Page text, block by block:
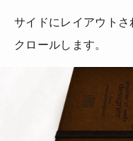
サイドにレイアウト
クロールします。